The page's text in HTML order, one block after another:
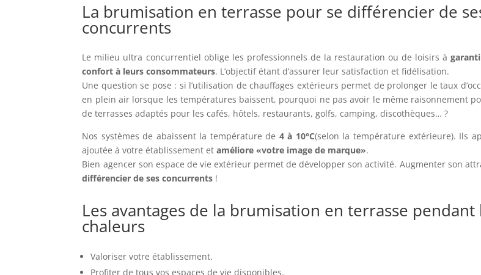
La brumisation en terrasse pour se différencier de
concurrents
Le milieu ultra concurrentiel oblige les professionnels de la restauration ou de loisirs à
confort à leurs consommateurs. L’objectif étant d’assurer leur satisfaction et fidélisation.
Une question se pose : si l’utilisation de chauffages extérieurs permet de prolonger le taux
en plein air lorsque les températures baissent, pourquoi ne pas avoir le même raisonnement
de terrasses adaptés pour les cafés, hôtels, restaurants, golfs, camping, discothèques… ?
Nos systèmes de abaissent la température de 4 à 10°C(selon la température extérieure). Ils
ajoutée à votre établissement etaméliore «votre image de marque».
Bien agencer son espace de vie extérieur permet de développer son activité. Augmenter son
différencier de ses concurrents !
Les avantages de la brumisation en terrasse
chaleurs
Valoriser votre établissement.
Profiter de tous vos espaces de vie disponibles.